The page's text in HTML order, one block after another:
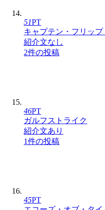
51PT
キャプテン・フリッ
紹介文なし
2件の投稿
46PT
ガルフストライク
紹介文あり
1件の投稿
45PT